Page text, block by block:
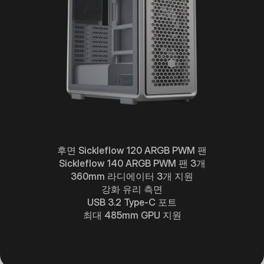
후면 Sickleflow 120 ARGB PWM 팬
Sickleflow 140 ARGB PWM 팬 3개
360mm 라디에이터 3개 지원
강화 유리 측면
USB 3.2 Type-C 포트
최대 485mm GPU 지원